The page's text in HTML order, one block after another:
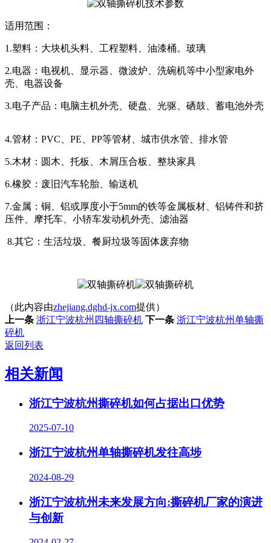
适用范围：
1.塑料：大块机头料、工程塑料、油漆桶。玻璃
2.电器：电视机、显示器、微波炉、洗碗机等中小型家电外
壳、电器设备
3.电子产品：电脑主机外壳、硬盘、光驱、硒鼓、蓄电池外壳
4.管材：PVC、PE、PP等管材、城市供水管、排水管
5.木材：圆木、托板、木屑压合板、整块家具
6.橡胶：废旧汽车轮胎、输送机
7.金属：铜、铝或厚度小于5mm的铁等金属板材、铝铸件和挤
压件、摩托车、小轿车发动机外壳、滤油器
8.其它：生活垃圾、餐厨垃圾等固体废弃物
（此内容由zhejiang.dghd-jx.com提供）
上一条 浙江宁波杭州四轴撕碎机 下一条 浙江宁波杭州单轴撕
碎机
返回列表
相关新闻
浙江宁波杭州撕碎机如何占据出口优势
2025-07-10
浙江宁波杭州单轴撕碎机发往高埗
2024-08-29
浙江宁波杭州未来发展方向:撕碎机厂家的演进
与创新